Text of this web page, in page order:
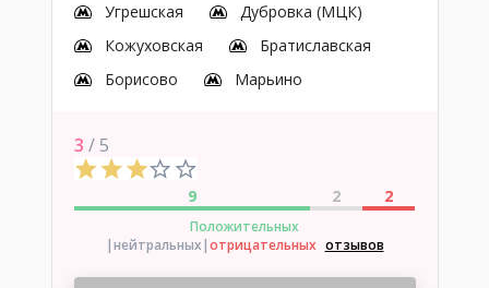
Угрешская
Дубровка (МЦК)
Кожуховская
Братиславская
Борисово
Марьино
3 / 5
9 2 2
Положительных
|нейтральных|отрицательных отзывов